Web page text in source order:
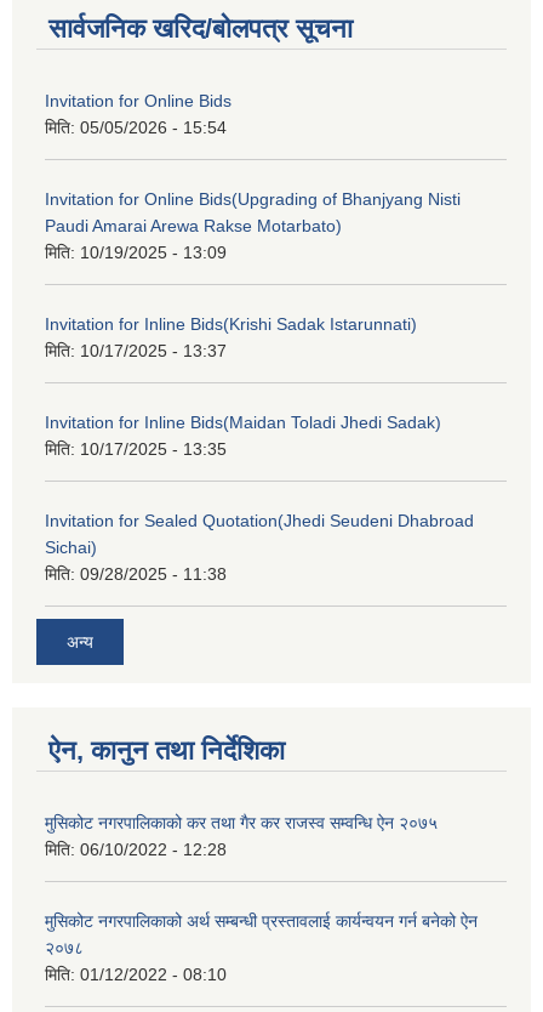
सार्वजनिक खरिद/बोलपत्र सूचना
Invitation for Online Bids
मिति: 05/05/2026 - 15:54
Invitation for Online Bids(Upgrading of Bhanjyang Nisti
Paudi Amarai Arewa Rakse Motarbato)
मिति: 10/19/2025 - 13:09
Invitation for Inline Bids(Krishi Sadak Istarunnati)
मिति: 10/17/2025 - 13:37
Invitation for Inline Bids(Maidan Toladi Jhedi Sadak)
मिति: 10/17/2025 - 13:35
Invitation for Sealed Quotation(Jhedi Seudeni Dhabroad
Sichai)
मिति: 09/28/2025 - 11:38
अन्य
ऐन, कानुन तथा निर्देशिका
मुसिकोट नगरपालिकाको कर तथा गैर कर राजस्व सम्वन्धि ऐन २०७५
मिति: 06/10/2022 - 12:28
मुसिकोट नगरपालिकाको अर्थ सम्बन्धी प्रस्तावलाई कार्यन्वयन गर्न बनेको ऐन
२०७८
मिति: 01/12/2022 - 08:10